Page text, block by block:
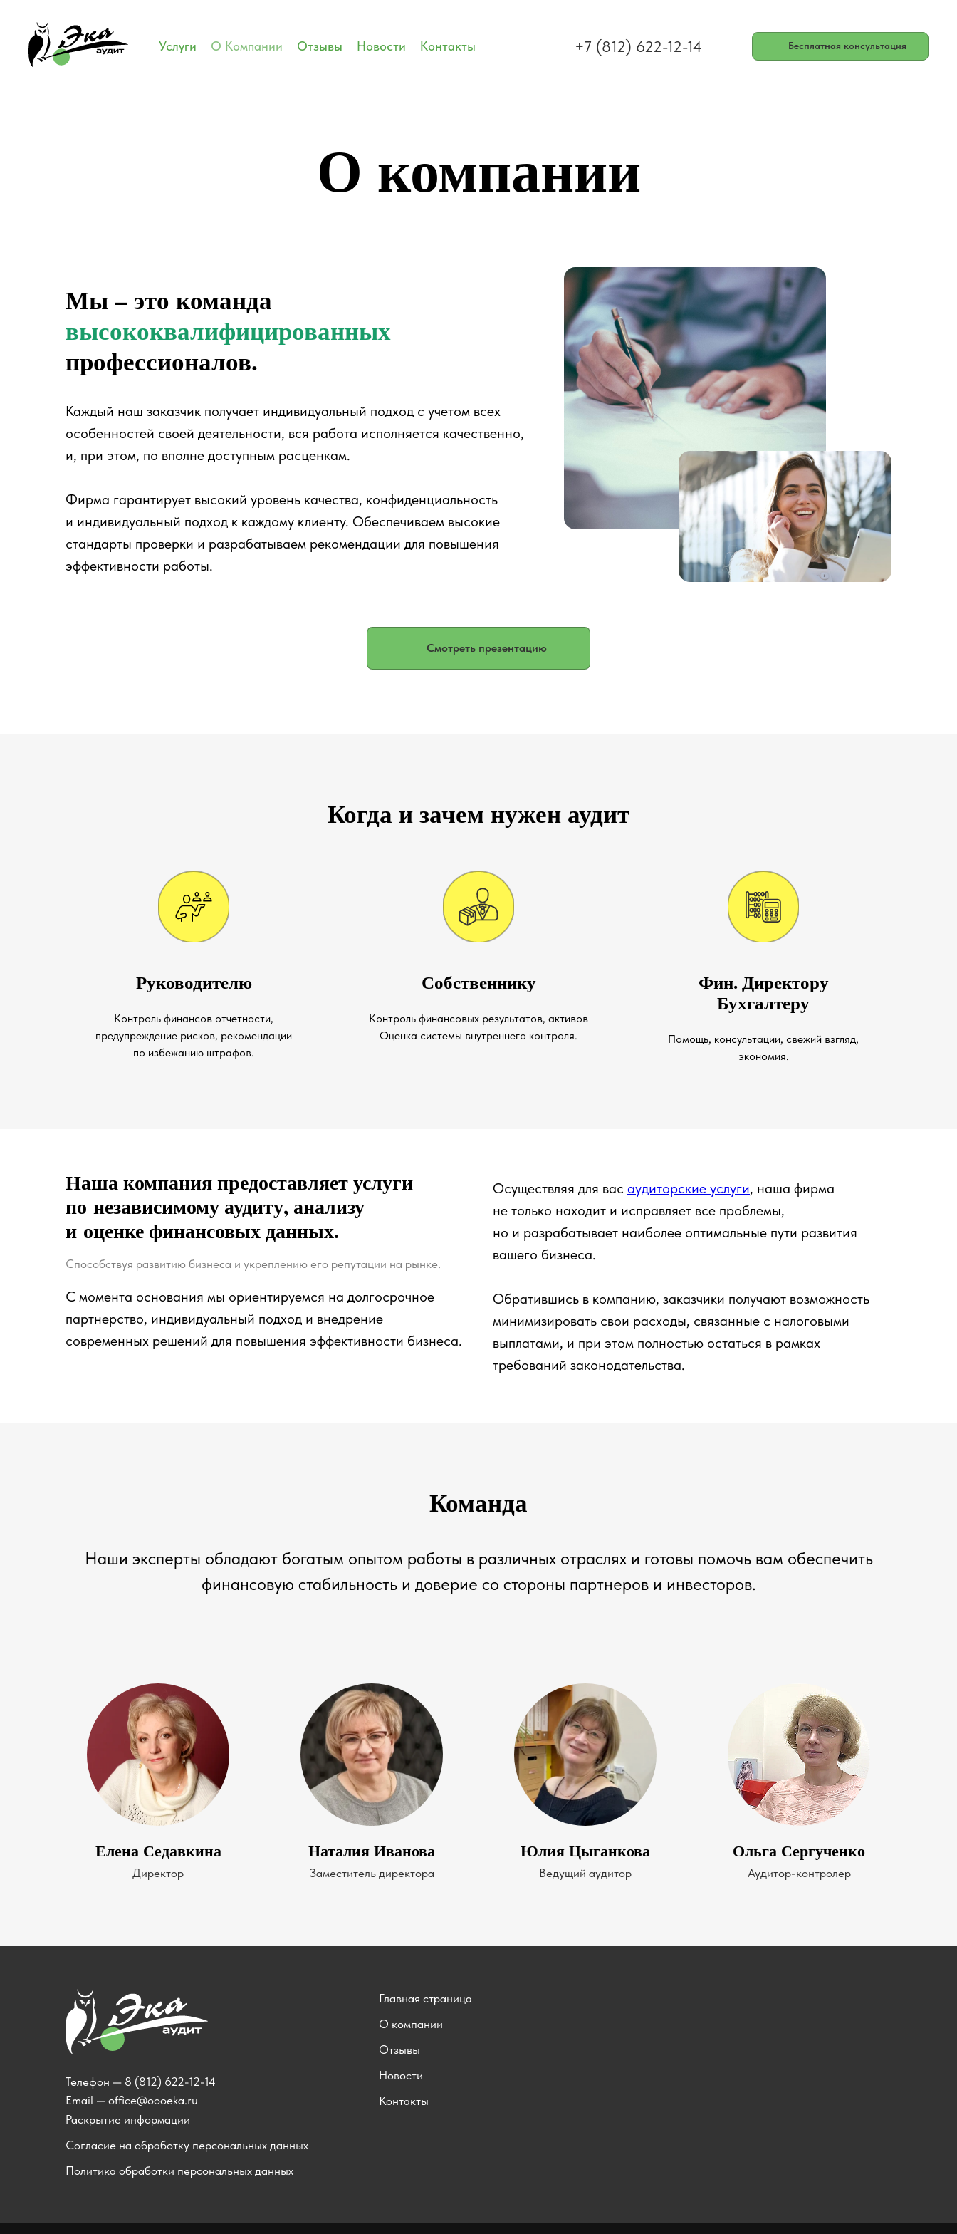
Услуги О Компании Отзывы Новости Контакты +7 (812) 622-12-14 Бесплатная консультация
О компании
Мы – это команда
высококвалифицированных
профессионалов.
Каждый наш заказчик получает индивидуальный подход с учетом всех
особенностей своей деятельности, вся работа исполняется качественно,
и, при этом, по вполне доступным расценкам.
Фирма гарантирует высокий уровень качества, конфиденциальность
и индивидуальный подход к каждому клиенту. Обеспечиваем высокие
стандарты проверки и разрабатываем рекомендации для повышения
эффективности работы.
Смотреть презентацию
Когда и зачем нужен аудит
Руководителю
Контроль финансов отчетности,
предупреждение рисков, рекомендации
по избежанию штрафов.
Собственнику
Контроль финансовых результатов, активов
Оценка системы внутреннего контроля.
Фин. Директору
Бухгалтеру
Помощь, консультации, свежий взгляд,
экономия.
Наша компания предоставляет услуги
по независимому аудиту, анализу
и оценке финансовых данных.
Способствуя развитию бизнеса и укреплению его репутации на рынке.
С момента основания мы ориентируемся на долгосрочное
партнерство, индивидуальный подход и внедрение
современных решений для повышения эффективности бизнеса.
Осуществляя для вас аудиторские услуги, наша фирма
не только находит и исправляет все проблемы,
но и разрабатывает наиболее оптимальные пути развития
вашего бизнеса.
Обратившись в компанию, заказчики получают возможность
минимизировать свои расходы, связанные с налоговыми
выплатами, и при этом полностью остаться в рамках
требований законодательства.
Команда
Наши эксперты обладают богатым опытом работы в различных отраслях и готовы помочь вам обеспечить
финансовую стабильность и доверие со стороны партнеров и инвесторов.
Елена Седавкина
Директор
Наталия Иванова
Заместитель директора
Юлия Цыганкова
Ведущий аудитор
Ольга Сергученко
Аудитор-контролер
Телефон — 8 (812) 622-12-14
Email — office@oooeka.ru
Главная страница
О компании
Отзывы
Новости
Контакты
Раскрытие информации
Согласие на обработку персональных данных
Политика обработки персональных данных